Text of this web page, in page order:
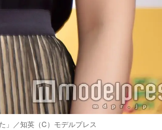
」／知英（C）モデルプレス